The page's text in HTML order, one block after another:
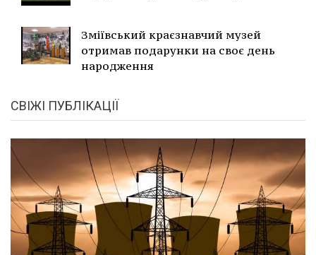
Зміївський краєзнавчий музей
отримав подарунки на своє день
народження
СВІЖІ ПУБЛІКАЦІЇ